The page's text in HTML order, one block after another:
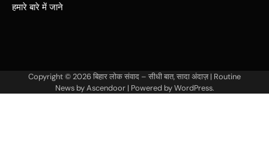
हमारे बारे में जाने
Copyright © 2026बिहार लोक संवाद – सीधी बात, सादा अंदाज़| Routine
News byAscendoor| Powered byWordPress.